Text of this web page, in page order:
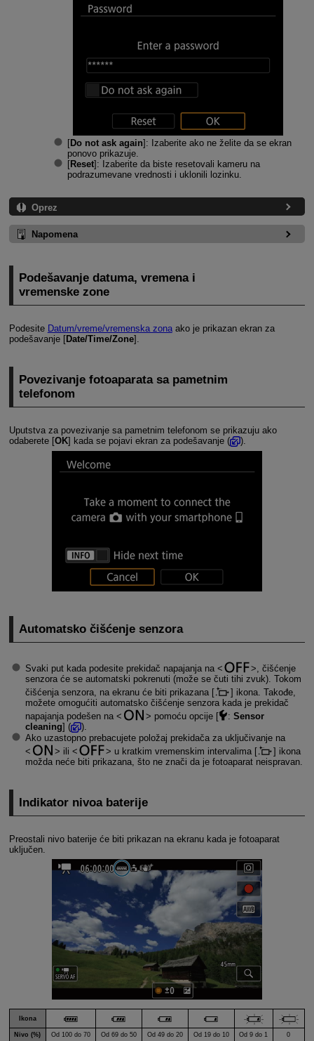
[Do not ask again]: Izaberite ako ne želite da se ekran
ponovo prikazuje.
[Reset]: Izaberite da biste resetovali kameru na
podrazumevane vrednosti i uklonili lozinku.
Oprez
Napomena
Podešavanje datuma, vremena i
vremenske zone
Podesite Datum/vreme/vremenska zonaako je prikazan ekran za
podešavanje [Date/Time/Zone].
Povezivanje fotoaparata sa pametnim
telefonom
Uputstva za povezivanje sa pametnim telefonom se prikazuju ako
odaberete [OK] kada se pojavi ekran za podešavanje ( ).
Automatsko čišćenje senzora
Svaki put kada podesite prekidač napajanja na
, čišćenje
senzora će se automatski pokrenuti (može se čuti tihi zvuk). Tokom
čišćenja senzora, na ekranu će biti prikazana [
] ikona. Takođe,
možete omogućiti automatsko čišćenje senzora kada je prekidač
napajanja podešen na
pomoću opcije [ : Sensor
cleaning] (
).
Ako uzastopno prebacujete položaj prekidača za uključivanje na
ili
u kratkim vremenskim intervalima [
] ikona
možda neće biti prikazana, što ne znači da je fotoaparat neispravan.
Indikator nivoa baterije
Preostali nivo baterije će biti prikazan na ekranu kada je fotoaparat
uključen.
Ikona
Nivo (%) Od 100 do 70 Od 69 do 50 Od 49 do 20 Od 19 do 10 Od 9 do 1 0